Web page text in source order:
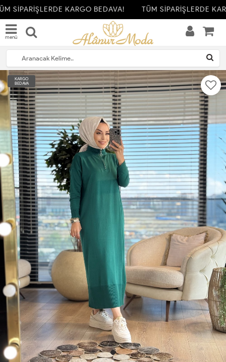
SİPARİŞLERDE KARGO BEDAVA! TÜM SİPARİŞLERDE
menü
KARGO
BEDAVA